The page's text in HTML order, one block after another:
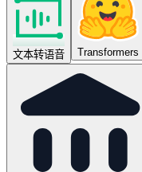
文本转语音 Transformers